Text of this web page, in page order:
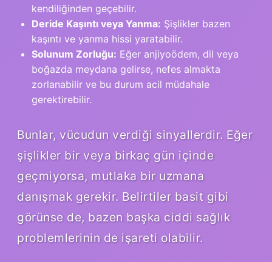
kendiliğinden geçebilir.
Deride Kaşıntı veya Yanma: Şişlikler bazen
kaşıntı ve yanma hissi yaratabilir.
Solunum Zorluğu: Eğer anjiyoödem, dil veya
boğazda meydana gelirse, nefes almakta
zorlanabilir ve bu durum acil müdahale
gerektirebilir.
Bunlar, vücudun verdiği sinyallerdir. Eğer
şişlikler bir veya birkaç gün içinde
geçmiyorsa, mutlaka bir uzmana
danışmak gerekir. Belirtiler basit gibi
görünse de, bazen başka ciddi sağlık
problemlerinin de işareti olabilir.